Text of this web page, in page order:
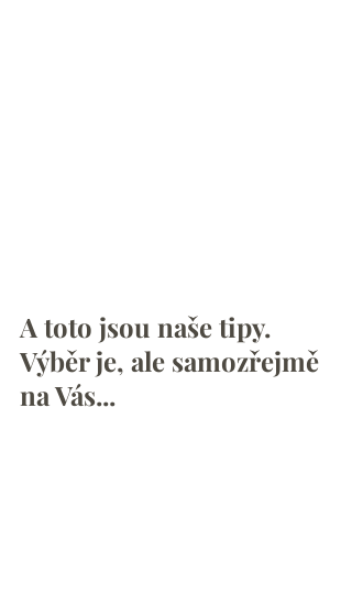
A toto jsou naše tipy.
Výběr je, ale samozřejmě
na Vás...